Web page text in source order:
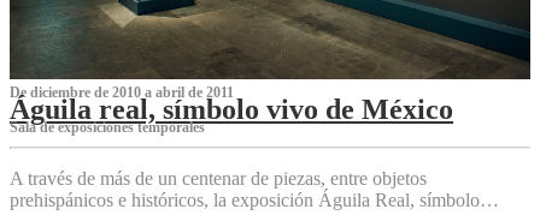
De diciembre de 2010 a abril de 2011
Águila real, símbolo vivo de México
Sala de exposiciones temporales
A través de más de un centenar de piezas, entre objetos
prehispánicos e históricos, la exposición Águila Real, símbolo…